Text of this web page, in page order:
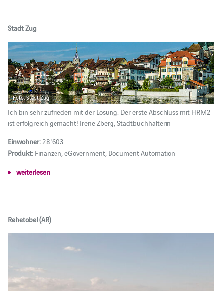
Stadt Zug
Foto: Stadt Zug
Ich bin sehr zufrieden mit der Lösung. Der erste Abschluss mit HRM2
ist erfolgreich gemacht! Irene Zberg, Stadtbuchhalterin
Einwohner:28'603
Produkt:Finanzen, eGovernment, Document Automation
weiterlesen
Rehetobel (AR)